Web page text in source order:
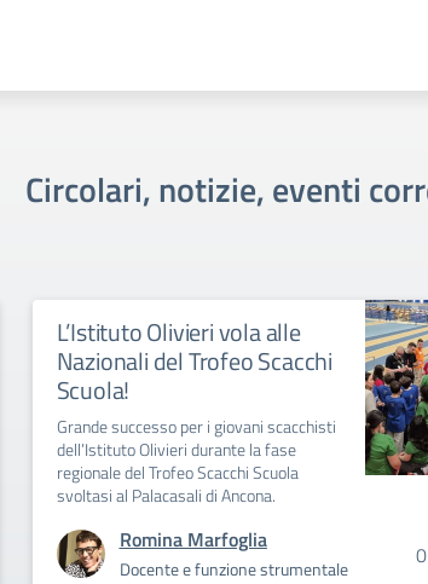
Circolari, notizie, eventi
L’Istituto Olivieri vola alle
Nazionali del Trofeo Scacchi
Scuola!
Grande successo per i giovani scacchisti
dell’Istituto Olivieri durante la fase
regionale del Trofeo Scacchi Scuola
svoltasi al Palacasali di Ancona.
Romina Marfoglia
Docente e funzione strumentale 0